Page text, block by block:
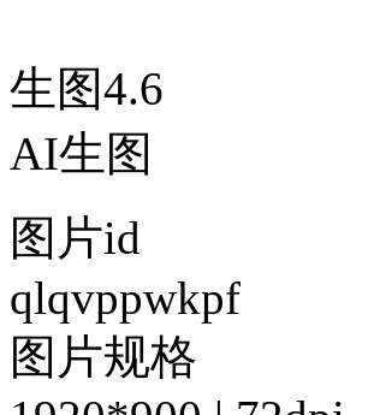
生图4.6
AI生图
图片id
qlqvppwkpf
图片规格